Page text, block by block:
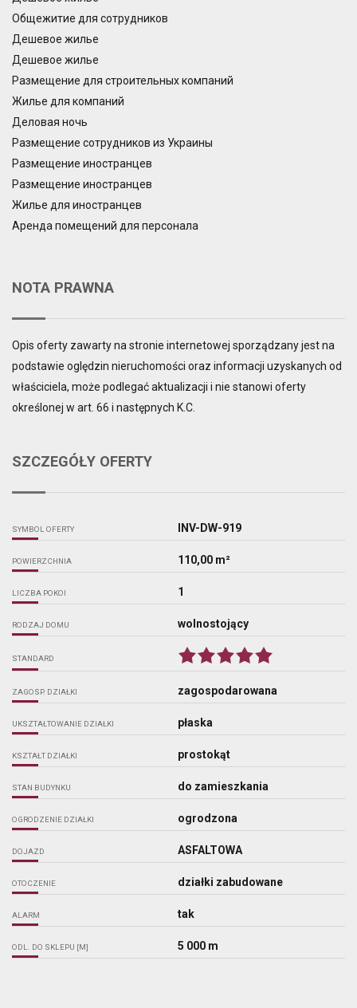
Общежитие для сотрудников
Дешевое жилье
Дешевое жилье
Размещение для строительных компаний
Жилье для компаний
Деловая ночь
Размещение сотрудников из Украины
Размещение иностранцев
Размещение иностранцев
Жилье для иностранцев
Аренда помещений для персонала
NOTA PRAWNA
Opis oferty zawarty na stronie internetowej sporządzany jest na
podstawie oględzin nieruchomości oraz informacji uzyskanych od
właściciela, może podlegać aktualizacji i nie stanowi oferty
określonej w art. 66 i następnych K.C.
SZCZEGÓŁY OFERTY
SYMBOL OFERTY INV-DW-919
POWIERZCHNIA 110,00 m²
LICZBA POKOI 1
RODZAJ DOMU wolnostojący
STANDARD
ZAGOSP. DZIAŁKI zagospodarowana
UKSZTAŁTOWANIE DZIAŁKI płaska
KSZTAŁT DZIAŁKI prostokąt
STAN BUDYNKU do zamieszkania
OGRODZENIE DZIAŁKI ogrodzona
DOJAZD ASFALTOWA
OTOCZENIE działki zabudowane
ALARM tak
ODL. DO SKLEPU [M] 5 000 m